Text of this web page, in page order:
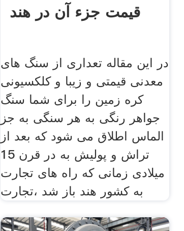
قیمت جزء آن در هند
در این مقاله تعداری از سنگ های
معدنی قیمتی و زیبا و کلکسیونی
کره زمین را برای شما سنگ
جواهر رنگی به هر سنگی به جز
الماس اطلاق می شود که بعد از
تراش و پولیش به در قرن 15
میلادی زمانی که راه های تجارت
به کشور هند باز شد ،تجارت